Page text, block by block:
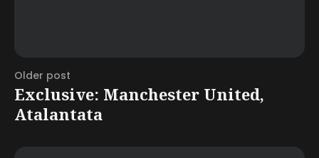
Older post
Exclusive: Manchester United,
Atalantata